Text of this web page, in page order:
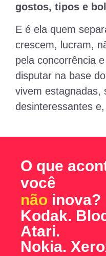
gostos, tipos e
E é ela quem
crescem, lucram,
pela concorrência
disputar na base
vivem estagnadas,
desinteressantes
O que
você
não inova?
Kodak.
Atari.
Nokia.